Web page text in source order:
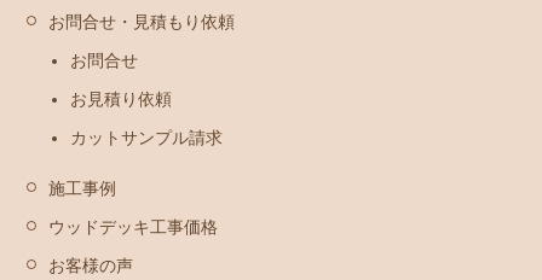
お問合せ・見積もり依頼
お問合せ
お見積り依頼
カットサンプル請求
施工事例
ウッドデッキ工事価格
お客様の声